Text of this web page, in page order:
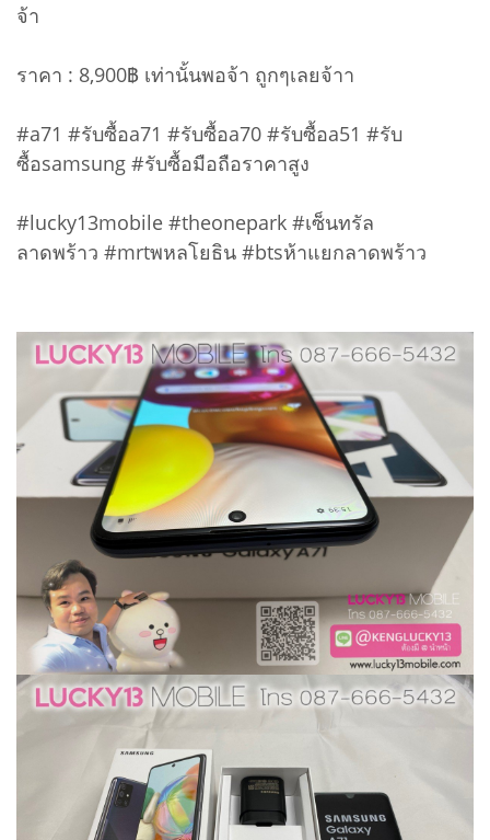
จ้า
ราคา : 8,900฿ เท่านั้นพอจ้า ถูกๆเลยจ้าา
#a71 #รับซื้อa71 #รับซื้อa70 #รับซื้อa51 #รับ
ซื้อsamsung #รับซื้อมือถือราคาสูง
#lucky13mobile #theonepark #เซ็นทรัล
ลาดพร้าว #mrtพหลโยธิน #btsห้าแยกลาดพร้าว